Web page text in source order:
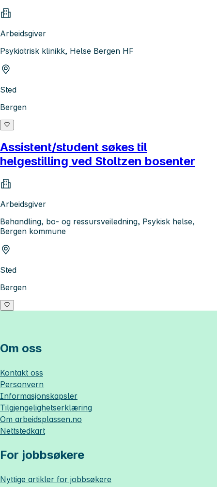
Arbeidsgiver
Psykiatrisk klinikk, Helse Bergen HF
Sted
Bergen
Assistent/student søkes til
helgestilling ved Stoltzen bosenter
Arbeidsgiver
Behandling, bo- og ressursveiledning, Psykisk helse,
Bergen kommune
Sted
Bergen
Om oss
Kontakt oss
Personvern
Informasjonskapsler
Tilgjengelighetserklæring
Om arbeidsplassen.no
Nettstedkart
For jobbsøkere
Nyttige artikler for jobbsøkere